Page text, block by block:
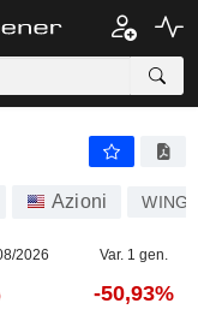
Azioni WING
2026 Var. 1 gen.
-50,93%